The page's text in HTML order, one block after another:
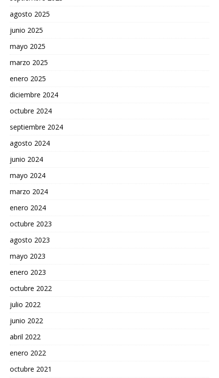
agosto 2025
junio 2025
mayo 2025
marzo 2025
enero 2025
diciembre 2024
octubre 2024
septiembre 2024
agosto 2024
junio 2024
mayo 2024
marzo 2024
enero 2024
octubre 2023
agosto 2023
mayo 2023
enero 2023
octubre 2022
julio 2022
junio 2022
abril 2022
enero 2022
octubre 2021